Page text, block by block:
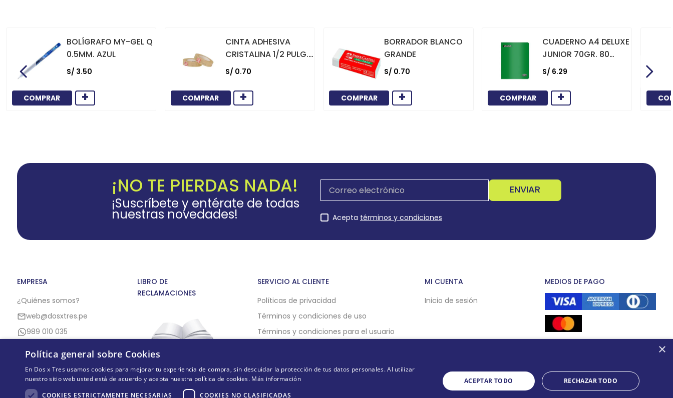
BOLÍGRAFO MY-GEL Q
0.5MM. AZUL
S/ 3.50
COMPRAR +
CINTA ADHESIVA
CRISTALINA 1/2 PULG.
X 36 YARDAS
S/ 0.70
COMPRAR +
BORRADOR BLANCO
GRANDE
S/ 0.70
COMPRAR +
CUADERNO A4 DELUXE
JUNIOR 70GR. 80
HOJAS
CUADRICULADO
MARCO ROJO VERDE
S/ 6.29
COMPRAR +
¡NO TE PIERDAS NADA!
¡Suscríbete y entérate de todas
nuestras novedades!
ENVIAR
Acepta términos y condiciones
EMPRESA
¿Quiénes somos?
web@dosxtres.pe
989 010 035
LIBRO DE
RECLAMACIONES
SERVICIO AL CLIENTE
Políticas de privacidad
Términos y condiciones de uso
Términos y condiciones para el usuario
MI CUENTA
Inicio de sesión
MEDIOS DE PAGO
×
Política general sobre Cookies
En Dos x Tres usamos cookies para mejorar tu experiencia de compra, sin descuidar la protección de tus datos personales. Al utilizar
nuestro sitio web usted está de acuerdo y acepta nuestra política de cookies. Más información
COOKIES ESTRICTAMENTE NECESARIAS
COOKIES NO CLASIFICADAS
ACEPTAR TODO RECHAZAR TODO